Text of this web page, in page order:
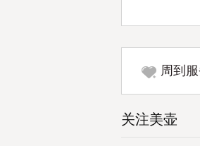
周到
关注美壶